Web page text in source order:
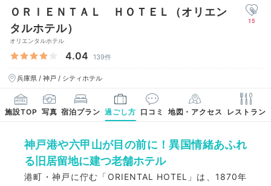
ＯＲＩＥＮＴＡＬ ＨＯＴＥＬ（オリエン
タルホテル）
オリエンタルホテル
4.04 139件
兵庫県 / 神戸 / シティホテル
15
施設TOP 写真 宿泊プラン 過ごし方 口コミ 地図・アクセス レストラン
神戸港や六甲山が目の前に！異国情緒あふれ
る旧居留地に建つ老舗ホテル
港町・神戸に佇む「ORIENTAL HOTEL」は、1870年